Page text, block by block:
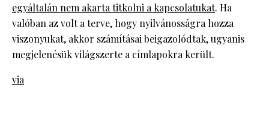
egyáltalán nem akarta titkolni a kapcsolatukat. Ha
valóban az volt a terve, hogy nyilvánosságra hozza
viszonyukat, akkor számításai beigazolódtak, ugyanis
megjelenésük világszerte a címlapokra került.
via